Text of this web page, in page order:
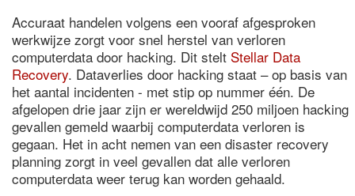
Accuraat handelen volgens een vooraf afgesproken
werkwijze zorgt voor snel herstel van verloren
computerdata door hacking. Dit stelt Stellar Data
Recovery. Dataverlies door hacking staat – op basis van
het aantal incidenten - met stip op nummer één. De
afgelopen drie jaar zijn er wereldwijd 250 miljoen hacking
gevallen gemeld waarbij computerdata verloren is
gegaan. Het in acht nemen van een disaster recovery
planning zorgt in veel gevallen dat alle verloren
computerdata weer terug kan worden gehaald.